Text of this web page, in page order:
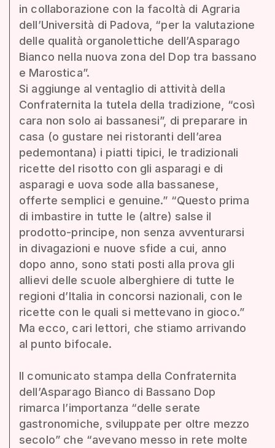
in collaborazione con la facoltà di Agraria
dell’Università di Padova, “per la valutazione
delle qualità organolettiche dell’Asparago
Bianco nella nuova zona del Dop tra bassano
e Marostica”.
Si aggiunge al ventaglio di attività della
Confraternita la tutela della tradizione, “così
cara non solo ai bassanesi”, di preparare in
casa (o gustare nei ristoranti dell’area
pedemontana) i piatti tipici, le tradizionali
ricette del risotto con gli asparagi e di
asparagi e uova sode alla bassanese,
offerte semplici e genuine.” “Questo prima
di imbastire in tutte le (altre) salse il
prodotto-principe, non senza avventurarsi
in divagazioni e nuove sfide a cui, anno
dopo anno, sono stati posti alla prova gli
allievi delle scuole alberghiere di tutte le
regioni d’Italia in concorsi nazionali, con le
ricette con le quali si mettevano in gioco.”
Ma ecco, cari lettori, che stiamo arrivando
al punto bifocale.
Il comunicato stampa della Confraternita
dell’Asparago Bianco di Bassano Dop
rimarca l’importanza “delle serate
gastronomiche, sviluppate per oltre mezzo
secolo” che “avevano messo in rete molte